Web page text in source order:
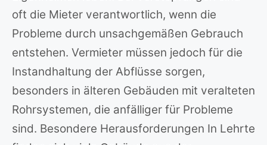
oft die Mieter verantwortlich, wenn die
Probleme durch unsachgemäßen Gebrauch
entstehen. Vermieter müssen jedoch für die
Instandhaltung der Abflüsse sorgen,
besonders in älteren Gebäuden mit veralteten
Rohrsystemen, die anfälliger für Probleme
sind. Besondere Herausforderungen In Lehrte